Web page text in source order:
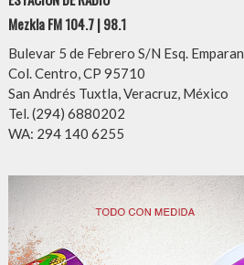
Mezkla FM 104.7 | 98.1
Bulevar 5 de Febrero S/N Esq. Emparan
Col. Centro, CP 95710
San Andrés Tuxtla, Veracruz, México
Tel. (294) 6880202
WA: 294 140 6255